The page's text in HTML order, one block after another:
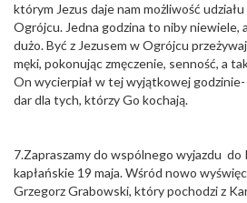
którym Jezus daje nam możliwość
Ogrójcu. Jedna godzina to niby niewiele,
dużo. Być z Jezusem w Ogrójcu
męki, pokonując zmęczenie, senność, a
On wycierpiał w tej wyjątkowej
dar dla tych, którzy Go kochają.
7.Zapraszamy do wspólnego wyjazdu do
kapłańskie 19 maja. Wśród nowo
Grzegorz Grabowski, który pochodzi z